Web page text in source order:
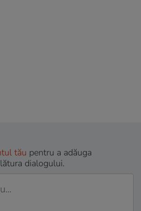
tău pentru a adăuga
dialogului.